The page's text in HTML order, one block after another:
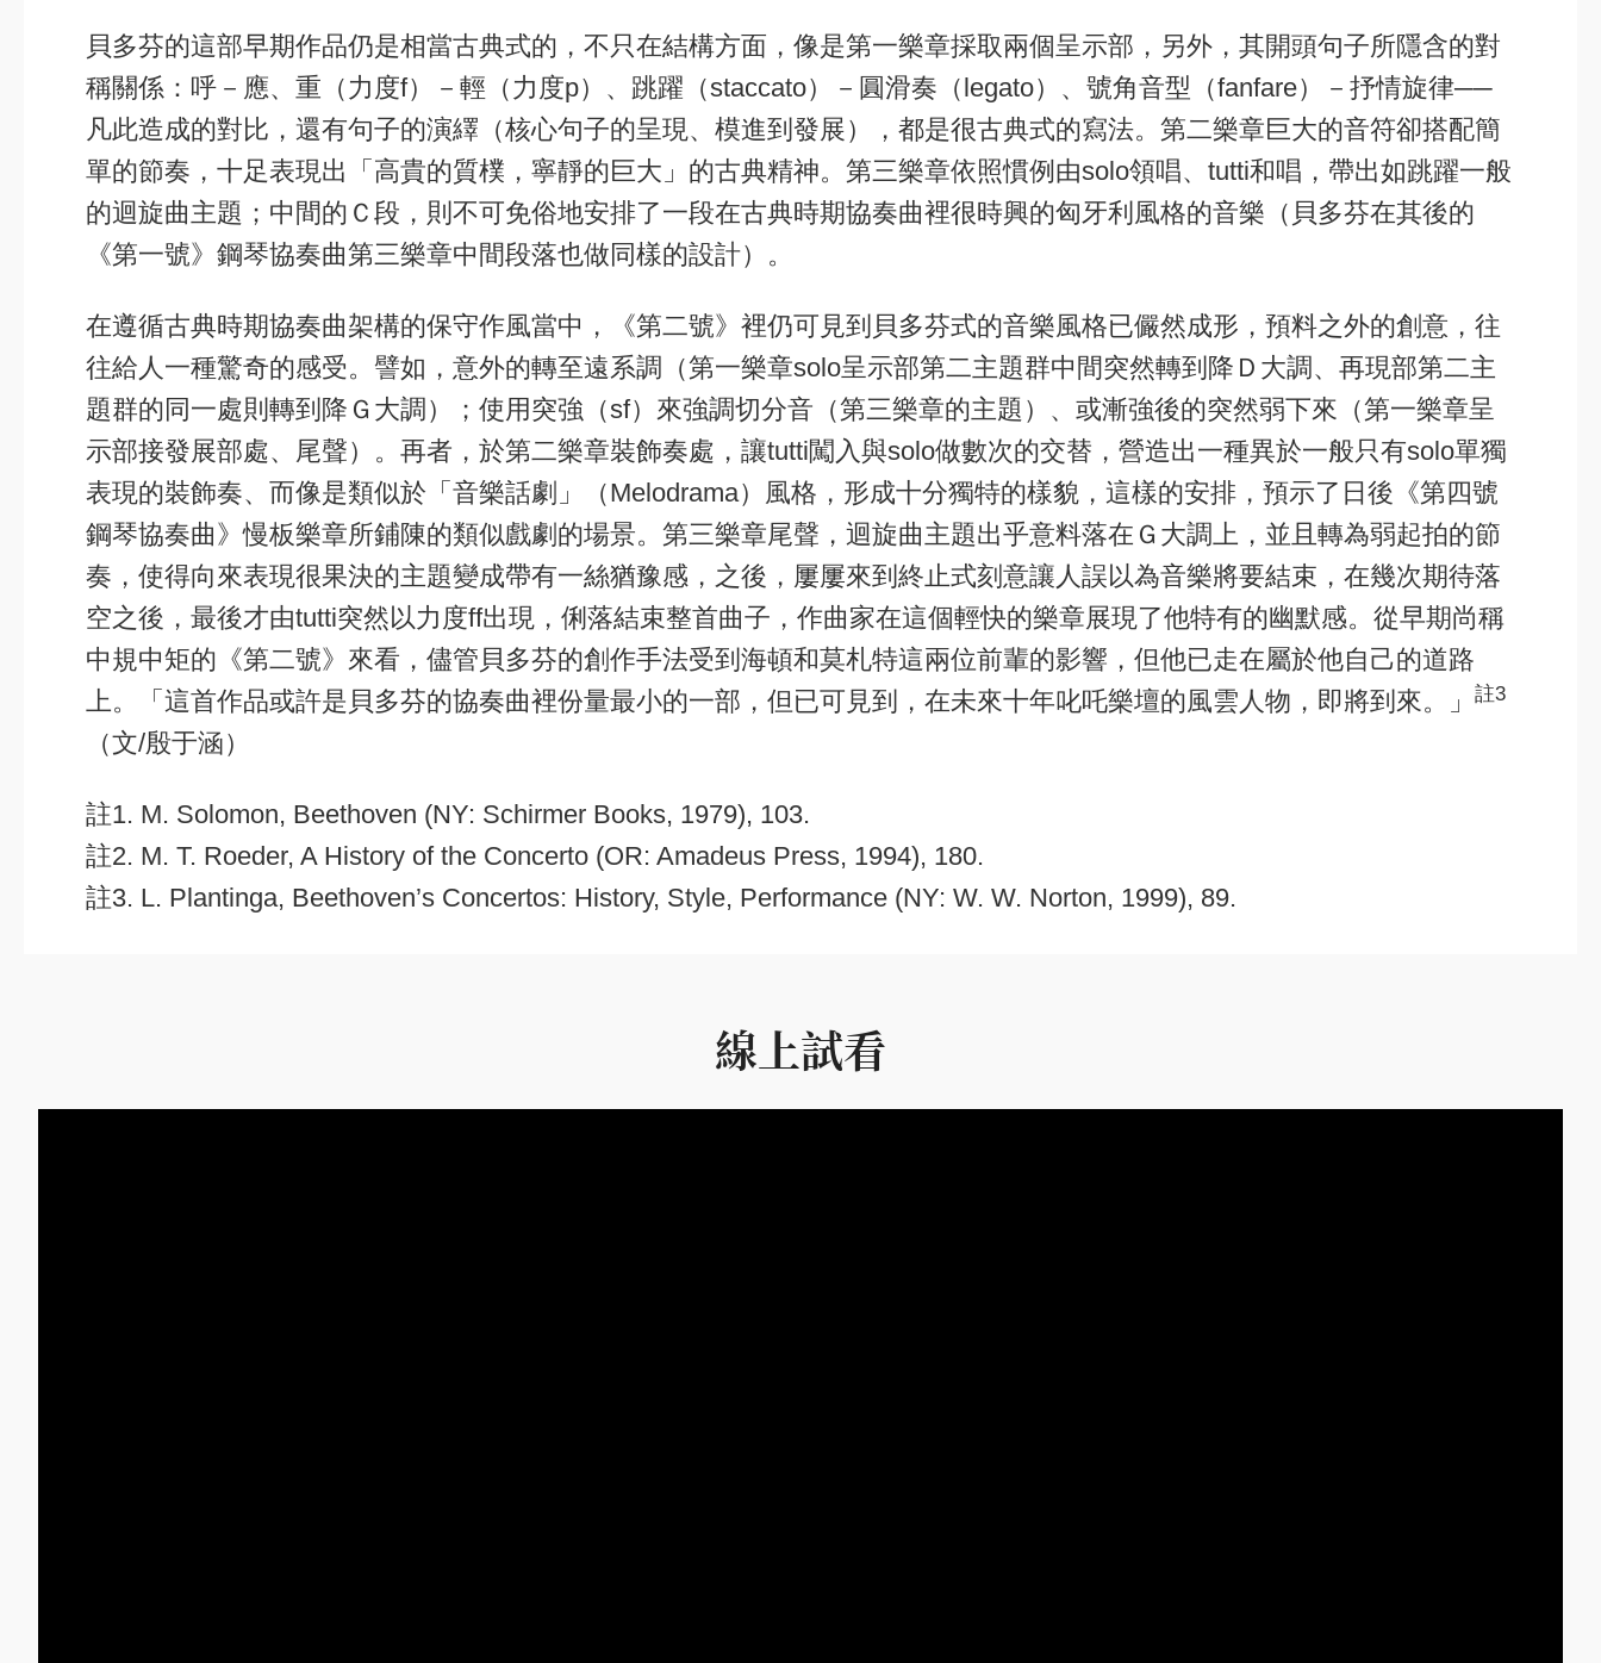
貝多芬的這部早期作品仍是相當古典式的，不只在結構方面，像是第一樂章採取兩個呈示部，另外，其開頭句子所隱含的對
稱關係：呼－應、重（力度f）－輕（力度p）、跳躍（staccato）－圓滑奏（legato）、號角音型（fanfare）－抒情旋律──
凡此造成的對比，還有句子的演繹（核心句子的呈現、模進到發展），都是很古典式的寫法。第二樂章巨大的音符卻搭配簡
單的節奏，十足表現出「高貴的質樸，寧靜的巨大」的古典精神。第三樂章依照慣例由solo領唱、tutti和唱，帶出如跳躍一般
的迴旋曲主題；中間的Ｃ段，則不可免俗地安排了一段在古典時期協奏曲裡很時興的匈牙利風格的音樂（貝多芬在其後的
《第一號》鋼琴協奏曲第三樂章中間段落也做同樣的設計）。
在遵循古典時期協奏曲架構的保守作風當中，《第二號》裡仍可見到貝多芬式的音樂風格已儼然成形，預料之外的創意，往
往給人一種驚奇的感受。譬如，意外的轉至遠系調（第一樂章solo呈示部第二主題群中間突然轉到降Ｄ大調、再現部第二主
題群的同一處則轉到降Ｇ大調）；使用突強（sf）來強調切分音（第三樂章的主題）、或漸強後的突然弱下來（第一樂章呈
示部接發展部處、尾聲）。再者，於第二樂章裝飾奏處，讓tutti闖入與solo做數次的交替，營造出一種異於一般只有solo單獨
表現的裝飾奏、而像是類似於「音樂話劇」（Melodrama）風格，形成十分獨特的樣貌，這樣的安排，預示了日後《第四號
鋼琴協奏曲》慢板樂章所鋪陳的類似戲劇的場景。第三樂章尾聲，迴旋曲主題出乎意料落在Ｇ大調上，並且轉為弱起拍的節
奏，使得向來表現很果決的主題變成帶有一絲猶豫感，之後，屢屢來到終止式刻意讓人誤以為音樂將要結束，在幾次期待落
空之後，最後才由tutti突然以力度ff出現，俐落結束整首曲子，作曲家在這個輕快的樂章展現了他特有的幽默感。從早期尚稱
中規中矩的《第二號》來看，儘管貝多芬的創作手法受到海頓和莫札特這兩位前輩的影響，但他已走在屬於他自己的道路
上。「這首作品或許是貝多芬的協奏曲裡份量最小的一部，但已可見到，在未來十年叱吒樂壇的風雲人物，即將到來。」
註3
（文/殷于涵）
註1. M. Solomon, Beethoven (NY: Schirmer Books, 1979), 103.
註2. M. T. Roeder, A History of the Concerto (OR: Amadeus Press, 1994), 180.
註3. L. Plantinga, Beethoven’s Concertos: History, Style, Performance (NY: W. W. Norton, 1999), 89.
線上試看